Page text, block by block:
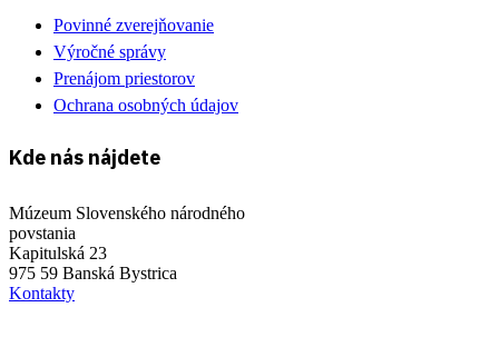
Povinné zverejňovanie
Výročné správy
Prenájom priestorov
Ochrana osobných údajov
Kde nás nájdete
Múzeum Slovenského národného
povstania
Kapitulská 23
975 59 Banská Bystrica
Kontakty